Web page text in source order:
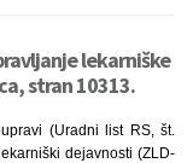
lekarniške
stran 10313.
(Uradni list RS, št.
dejavnosti (ZLD-